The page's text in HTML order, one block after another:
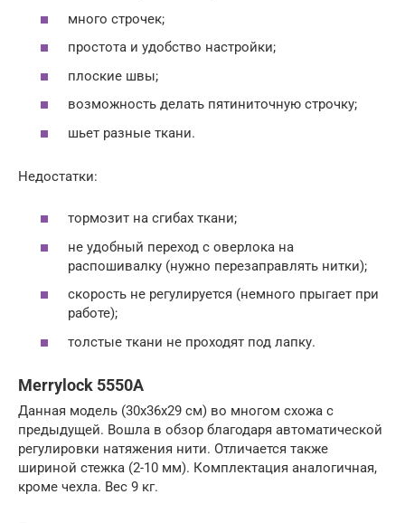
много строчек;
простота и удобство настройки;
плоские швы;
возможность делать пятиниточную строчку;
шьет разные ткани.
Недостатки:
тормозит на сгибах ткани;
не удобный переход с оверлока на
распошивалку (нужно перезаправлять нитки);
скорость не регулируется (немного прыгает при
работе);
толстые ткани не проходят под лапку.
Merrylock 5550A
Данная модель (30х36х29 см) во многом схожа с
предыдущей. Вошла в обзор благодаря автоматической
регулировки натяжения нити. Отличается также
шириной стежка (2-10 мм). Комплектация аналогичная,
кроме чехла. Вес 9 кг.